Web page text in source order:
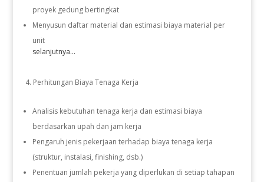
proyek gedung bertingkat
Menyusun daftar material dan estimasi biaya material per
unit
selanjutnya...
Perhitungan Biaya Tenaga Kerja
Analisis kebutuhan tenaga kerja dan estimasi biaya
berdasarkan upah dan jam kerja
Pengaruh jenis pekerjaan terhadap biaya tenaga kerja
(struktur, instalasi, finishing, dsb.)
Penentuan jumlah pekerja yang diperlukan di setiap tahapan